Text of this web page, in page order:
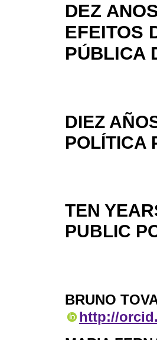
DEZ
EFEITOS
PÚBLICA
DIEZ
POLÍTICA
TEN
PUBLIC
BRUNO
http://